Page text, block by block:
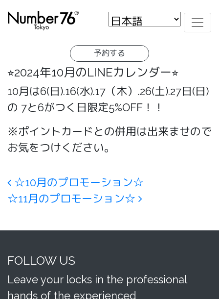
予約する
⭐︎2024年10月のLINEカレンダー⭐︎
10月は6(日).16(水).17（木）.26(土).27日(日)
の 7と6がつく日限定5%OFF！！
※ポイントカードとの併用は出来ませので
お気をつけください。
Post navigation
☆10月のプロモーション☆
☆11月のプロモーション☆
FOLLOW US
Leave your locks in the professional
hands of the experienced